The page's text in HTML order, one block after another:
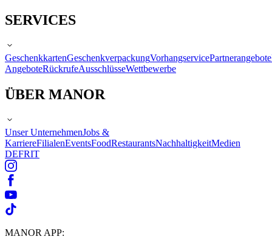
SERVICES
GeschenkkartenGeschenkverpackungVorhangservicePartnerangebote
AngeboteRückrufeAusschlüsseWettbewerbe
ÜBER MANOR
Unser UnternehmenJobs &
KarriereFilialenEventsFoodRestaurantsNachhaltigkeitMedien
DEFRIT
MANOR APP: